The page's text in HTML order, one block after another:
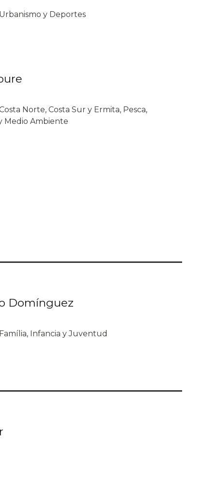
y Deportes
Norte, Costa Sur y Ermita, Pesca,
Medio Ambiente
Domínguez
Infancia y Juventud